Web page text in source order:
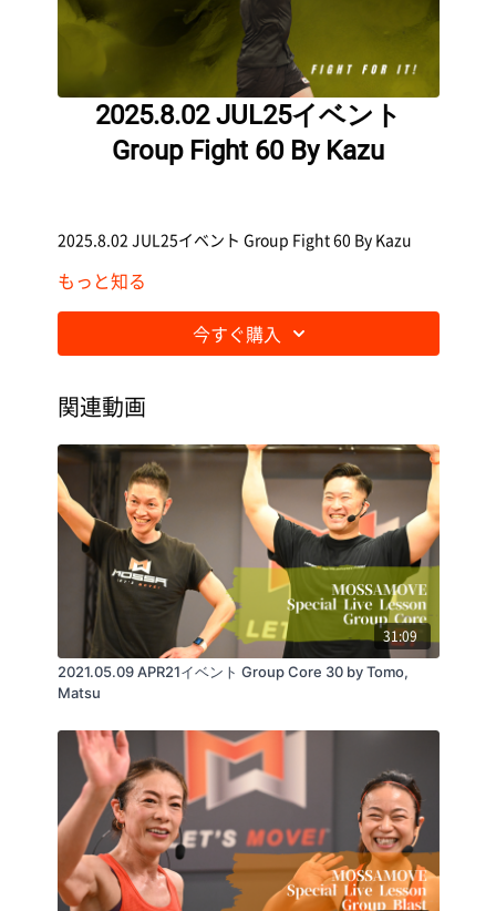
2025.8.02 JUL25イベント
Group Fight 60 By Kazu
2025.8.02 JUL25イベント Group Fight 60 By Kazu
もっと知る
今すぐ購入
関連動画
31:09
2021.05.09 APR21イベント Group Core 30 by Tomo,
Matsu